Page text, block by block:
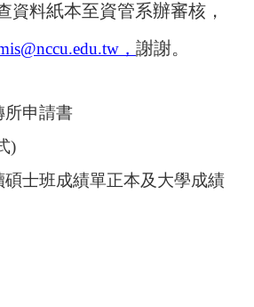
資料紙本至資管系辦審核，
， 謝謝。
所申請書
)
碩士班成績單正本及大學成績